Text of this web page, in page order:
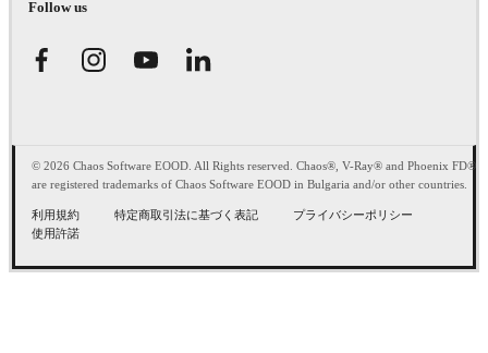
Follow us
© 2026 Chaos Software EOOD. All Rights reserved. Chaos®, V-Ray® and Phoenix FD®
are registered trademarks of Chaos Software EOOD in Bulgaria and/or other countries.
利用規約 特定商取引法に基づく表記
プライバシーポリシー
使用許諾